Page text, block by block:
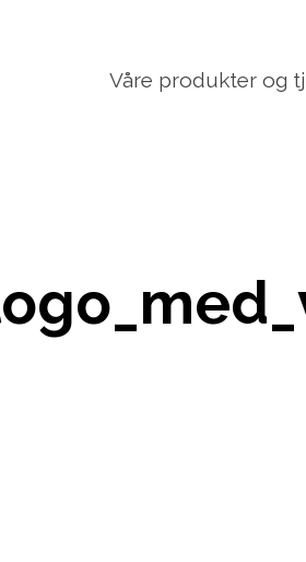
Våre produkter og